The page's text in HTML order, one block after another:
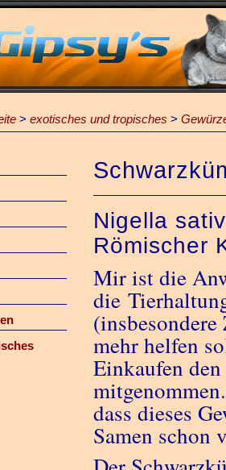
> exotisches und tropisches >
Nigella
Römischer
Mir ist die
die
mehr helfen
Einkaufen
dass dieses
Samen schon